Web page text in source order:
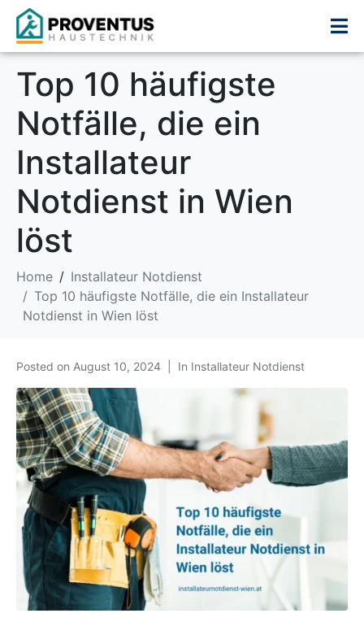
Top 10 häufigste
Notfälle, die ein
Installateur
Notdienst in Wien
löst
Home
Installateur Notdienst
Top 10 häufigste Notfälle, die ein Installateur
Notdienst in Wien löst
Posted on August 10, 2024 In Installateur Notdienst